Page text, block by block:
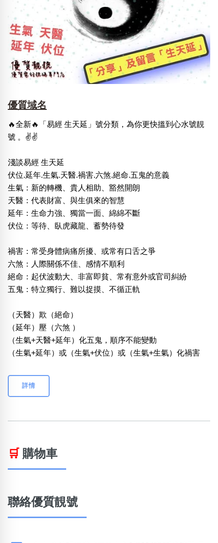
優質域名
🔥全新🔥「易經 生天延」號分類，為你更快搵到心水號靚
號 。✌️✌️
淺談易經 生天延
伏位.延年.生氣.天醫.禍害.六煞.絕命.五鬼的意義
生氣：新的轉機、貴人相助、豁然開朗
天醫：代表財富、與生俱來的智慧
延年：生命力強、獨當一面、綿綿不斷
伏位：等待、臥虎藏龍、蓄勢待發
禍害：常受身體病痛所擾、或常有口舌之爭
六煞：人際關係不佳、感情不順利
絕命：起伏波動大、非富即貧、常有意外或官司糾紛
五鬼：特立獨行、難以捉摸、不循正軌
（天醫）欺（絕命）
（延年）壓（六煞 ）
（生氣+天醫+延年）化五鬼，順序不能變動
（生氣+延年）或（生氣+伏位）或（生氣+生氣）化禍害
詳情
🛒 購物車
聯絡優質靚號